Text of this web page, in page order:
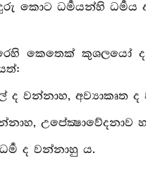
කොට ධර්‍මයන්හි ධර්‍මය
කෙතෙක් කුශලයෝ
ද වන්නාහ, අව්‍යාකෘත
උපේක්‍ෂාවේදනාව
ද වන්නාහු ය.